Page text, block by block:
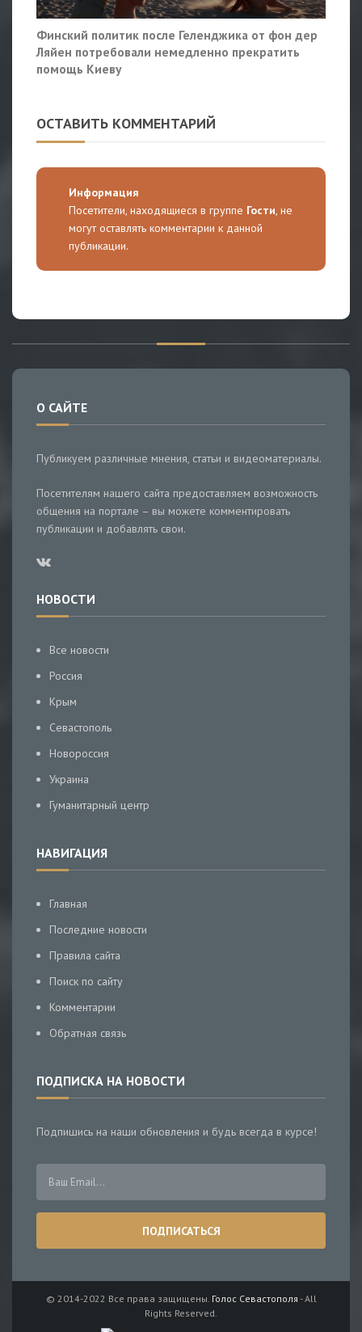
Финский политик после Геленджика от фон дер
Ляйен потребовали немедленно прекратить
помощь Киеву
ОСТАВИТЬ КОММЕНТАРИЙ
Информация
Посетители, находящиеся в группе Гости, не
могут оставлять комментарии к данной
публикации.
О САЙТЕ
Публикуем различные мнения, статьи и видеоматериалы.
Посетителям нашего сайта предоставляем возможность
общения на портале – вы можете комментировать
публикации и добавлять свои.
НОВОСТИ
Все новости
Россия
Крым
Севастополь
Новороссия
Украина
Гуманитарный центр
НАВИГАЦИЯ
Главная
Последние новости
Правила сайта
Поиск по сайту
Комментарии
Обратная связь
ПОДПИСКА НА НОВОСТИ
Подпишись на наши обновления и будь всегда в курсе!
© 2014-2022 Все права защищены. Голос Севастополя - All
Rights Reserved.